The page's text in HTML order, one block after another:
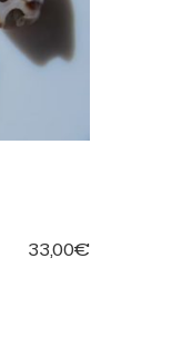
33,00€